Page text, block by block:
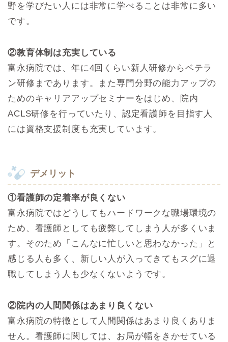
野を学びたい人には非常に学べることは非常に多い
です。
②教育体制は充実している
富永病院では、年に4回くらい新人研修からベテラ
ン研修まであります。また専門分野の能力アップの
ためのキャリアアップセミナーをはじめ、院内
ACLS研修を行っていたり、認定看護師を目指す人
には資格支援制度も充実しています。
デメリット
①看護師の定着率が良くない
富永病院ではどうしてもハードワークな職場環境の
ため、看護師としても疲弊してしまう人が多くいま
す。そのため「こんなに忙しいと思わなかった」と
感じる人も多く、新しい人が入ってきてもスグに退
職してしまう人も少なくないようです。
②院内の人間関係はあまり良くない
富永病院の特徴として人間関係はあまり良くありま
せん。看護師に関しては、お局が幅をきかせている